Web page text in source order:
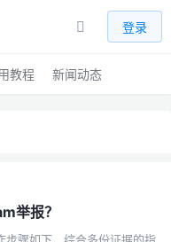
登录
教程 新闻动态
举报？